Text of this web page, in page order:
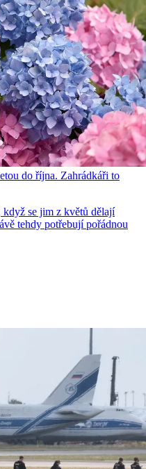
do října. Zahrádkáři to
se jim z květů dělají
tehdy potřebují pořádnou